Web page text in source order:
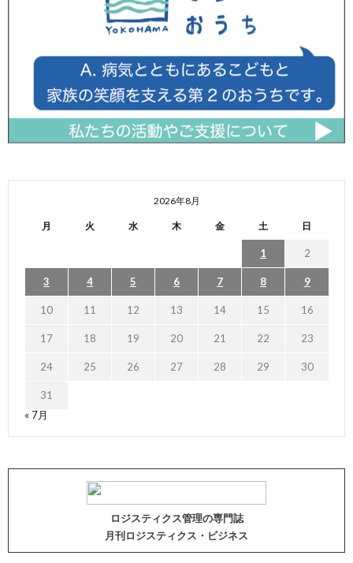
2026年8月
月 火 水 木 金 土 日
1 2
3 4 5 6 7 8 9
10 11 12 13 14 15 16
17 18 19 20 21 22 23
24 25 26 27 28 29 30
31
« 7月
ロジスティクス管理の専門誌
月刊ロジスティクス・ビジネス